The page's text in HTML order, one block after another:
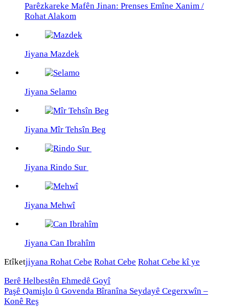
Parêzkareke Mafên Jinan: Prenses Emîne Xanim /
Rohat Alakom
Jiyana Mazdek
Jiyana Selamo
Jiyana Mîr Tehsîn Beg
Jiyana Rindo Sur
Jiyana Mehwî
Jiyana Can Ibrahîm
Etîketjiyana Rohat Cebe Rohat Cebe Rohat Cebe kî ye
Berê Helbestên Ehmedê Goyî
Paşê Qamişlo û Govenda Bîranîna Seydayê Cegerxwîn –
Konê Reş